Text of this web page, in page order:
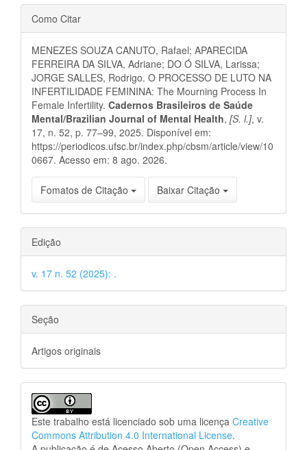
Detalhes
do
artigo
Como Citar
MENEZES SOUZA CANUTO, Rafael; APARECIDA
FERREIRA DA SILVA, Adriane; DO Ó SILVA, Larissa;
JORGE SALLES, Rodrigo. O PROCESSO DE LUTO NA
INFERTILIDADE FEMININA: The Mourning Process In
Female Infertility. Cadernos Brasileiros de Saúde
Mental/Brazilian Journal of Mental Health, [S. l.], v.
17, n. 52, p. 77–99, 2025. Disponível em:
https://periodicos.ufsc.br/index.php/cbsm/article/view/10
0667. Acesso em: 8 ago. 2026.
Fomatos de Citação Baixar Citação
Edição
v. 17 n. 52 (2025): .
Seção
Artigos originais
Este trabalho está licenciado sob uma licença Creative
Commons Attribution 4.0 International License.